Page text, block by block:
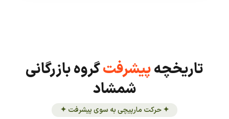
تاریخچهپیشرفتگروه بازرگانی
شمشاد
✦ حرکت مارپیچی به سوی پیشرفت ✦